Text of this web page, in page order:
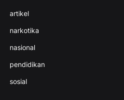
artikel
narkotika
nasional
pendidikan
sosial